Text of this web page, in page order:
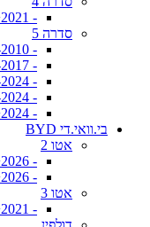
- 2021+ (M4 G82)
סדרה 5
- 2003-2010 (E60)
- 2010-2017 (F10)
- 2017-2024 (G30)
- 2017-2024 (M5 F90)
- 2024+ (G60)
בי.וואי.די BYD
אטו 2
- 2026+ (DMI)
- 2026+ (חשמלית)
אטו 3
- 2021+